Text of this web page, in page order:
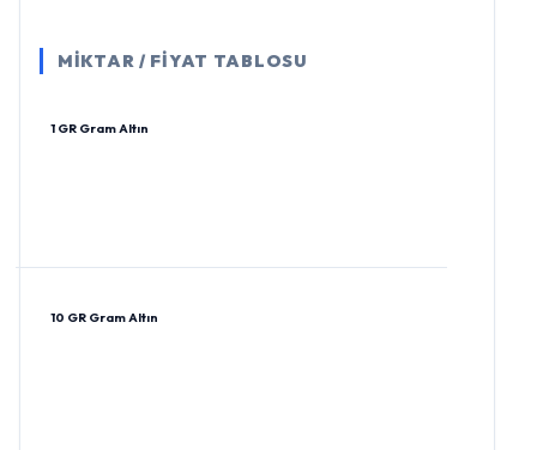
MİKTAR / FİYAT TABLOSU
1 GR Gram Altın
10 GR Gram Altın